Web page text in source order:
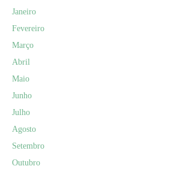
Janeiro
Fevereiro
Março
Abril
Maio
Junho
Julho
Agosto
Setembro
Outubro